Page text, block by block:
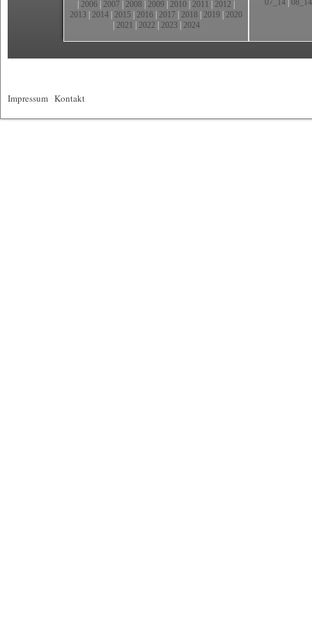
2006 2007 2008 2009 2010 2011 2012
2013 2014 2015 2016 2017 2018 2019 2020
2021 2022 2023| 2024
07_14 08_14
Impressum Kontakt